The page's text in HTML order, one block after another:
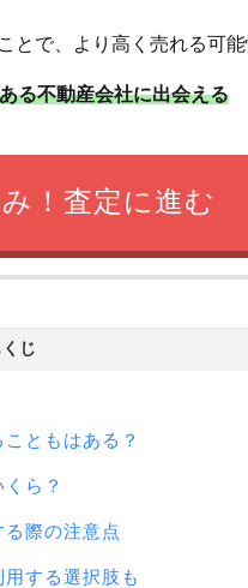
とで、より高く売れる可
る不動産会社に出会える
！査定に進む
くじ
ともはある？
ら？
際の注意点
する選択肢も